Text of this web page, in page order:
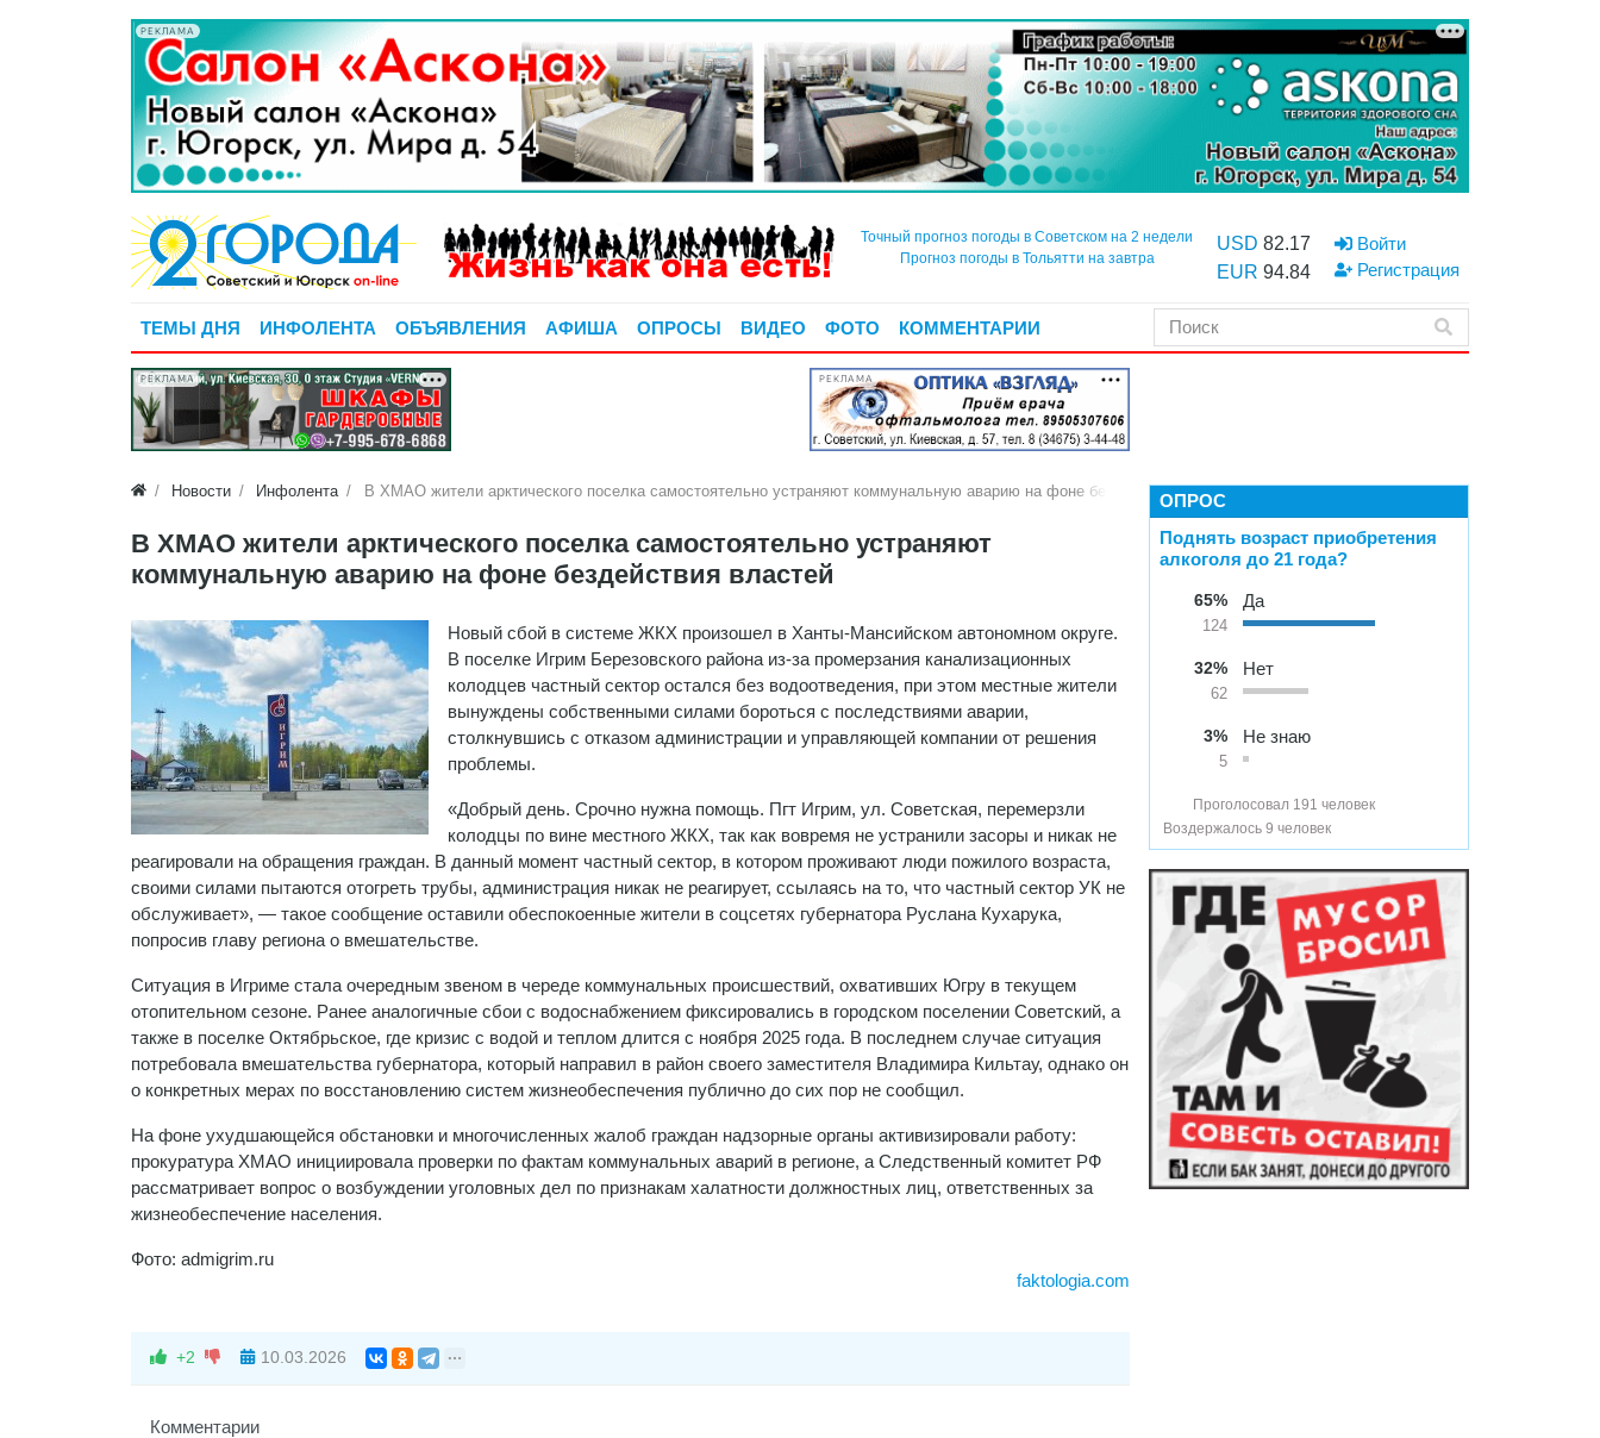
РЕКЛАМА
Точный прогноз погоды в Советском на 2 недели
Прогноз погоды в Тольятти на завтра
USD 82.17
EUR 94.84
Войти
Регистрация
ТЕМЫ ДНЯ ИНФОЛЕНТА ОБЪЯВЛЕНИЯ АФИША ОПРОСЫ ВИДЕО ФОТО КОММЕНТАРИИ
РЕКЛАМА РЕКЛАМА
Новости Инфолента В ХМАО жители арктического поселка самостоятельно устраняют коммунальную аварию на фоне бездействия властей
В ХМАО жители арктического поселка самостоятельно устраняют
коммунальную аварию на фоне бездействия властей
Новый сбой в системе ЖКХ произошел в Ханты-Мансийском автономном округе.
В поселке Игрим Березовского района из-за промерзания канализационных
колодцев частный сектор остался без водоотведения, при этом местные жители
вынуждены собственными силами бороться с последствиями аварии,
столкнувшись с отказом администрации и управляющей компании от решения
проблемы.
«Добрый день. Срочно нужна помощь. Пгт Игрим, ул. Советская, перемерзли
колодцы по вине местного ЖКХ, так как вовремя не устранили засоры и никак не
реагировали на обращения граждан. В данный момент частный сектор, в котором проживают люди пожилого возраста,
своими силами пытаются отогреть трубы, администрация никак не реагирует, ссылаясь на то, что частный сектор УК не
обслуживает», — такое сообщение оставили обеспокоенные жители в соцсетях губернатора Руслана Кухарука,
попросив главу региона о вмешательстве.
Ситуация в Игриме стала очередным звеном в череде коммунальных происшествий, охвативших Югру в текущем
отопительном сезоне. Ранее аналогичные сбои с водоснабжением фиксировались в городском поселении Советский, а
также в поселке Октябрьское, где кризис с водой и теплом длится с ноября 2025 года. В последнем случае ситуация
потребовала вмешательства губернатора, который направил в район своего заместителя Владимира Кильтау, однако он
о конкретных мерах по восстановлению систем жизнеобеспечения публично до сих пор не сообщил.
На фоне ухудшающейся обстановки и многочисленных жалоб граждан надзорные органы активизировали работу:
прокуратура ХМАО инициировала проверки по фактам коммунальных аварий в регионе, а Следственный комитет РФ
рассматривает вопрос о возбуждении уголовных дел по признакам халатности должностных лиц, ответственных за
жизнеобеспечение населения.
Фото: admigrim.ru
faktologia.com
+2 10.03.2026
Комментарии
ОПРОС
Поднять возраст приобретения
алкоголя до 21 года?
65%
124
Да
32%
62
Нет
3%
5
Не знаю
Проголосовал 191 человек
Воздержалось 9 человек